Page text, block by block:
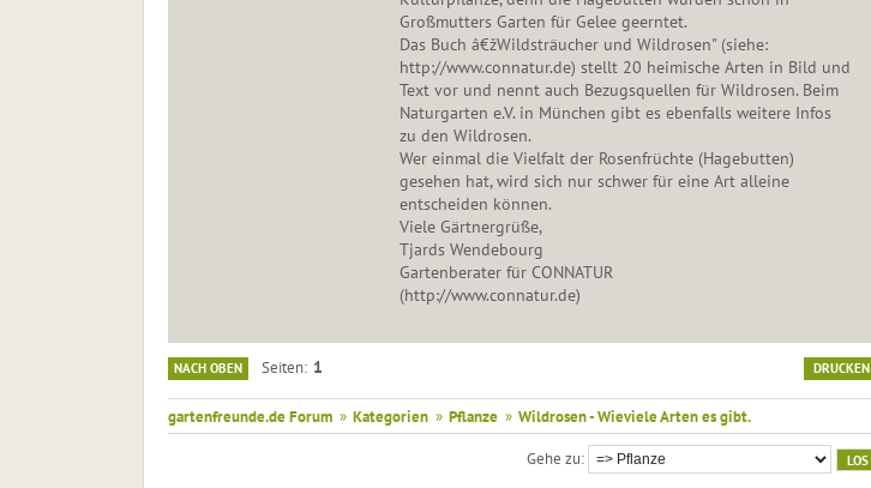
Großmutters Garten für Gelee geerntet.
Das Buch â€žWildsträucher und Wildrosen" (siehe:
http://www.connatur.de) stellt 20 heimische Arten in Bild und
Text vor und nennt auch Bezugsquellen für Wildrosen. Beim
Naturgarten e.V. in München gibt es ebenfalls weitere Infos
zu den Wildrosen.
Wer einmal die Vielfalt der Rosenfrüchte (Hagebutten)
gesehen hat, wird sich nur schwer für eine Art alleine
entscheiden können.
Viele Gärtnergrüße,
Tjards Wendebourg
Gartenberater für CONNATUR
(http://www.connatur.de)
DRUCKEN
NACH OBEN Seiten 1
gartenfreunde.de Forum » Kategorien » Pflanze » Wildrosen - Wieviele Arten es gibt.
Gehe zu